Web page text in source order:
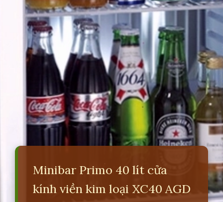
Minibar Primo 40 lít cửa
kính viền kim loại XC40 AGD